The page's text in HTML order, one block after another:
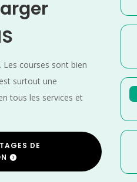
Les courses sont bien
surtout une
tous les services et
DE